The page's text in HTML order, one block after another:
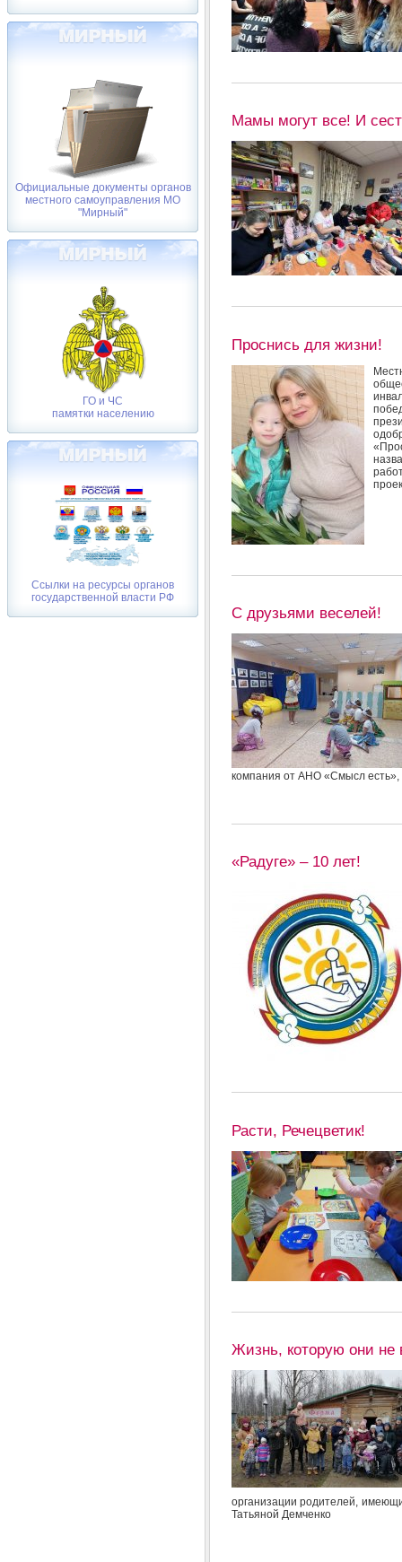
Официальные документы органов
местного самоуправления МО
"Мирный"
ГО и ЧС
памятки населению
Ссылки на ресурсы органов
государственной власти РФ
Мамы могут все! И
Проснись для жизни!
С друзьями веселей!
компания от АНО «Смысл есть»,
«Радуге» – 10 лет!
Расти, Речецветик!
Жизнь, которую они не
организации родителей,
Татьяной Демченко